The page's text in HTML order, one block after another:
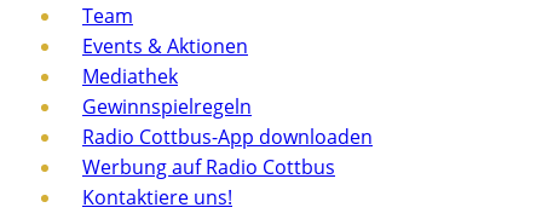
Team
Events & Aktionen
Mediathek
Gewinnspielregeln
Radio Cottbus-App downloaden
Werbung auf Radio Cottbus
Kontaktiere uns!